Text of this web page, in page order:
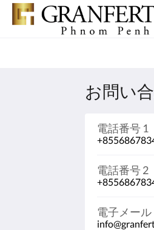
お問い
電話番号 1
電話番号 2
電子メール